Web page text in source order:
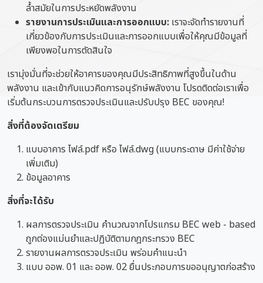
ล้ำสมัยในการประหยัดพลังงาน
รายงานการประเมินและการออกแบบ: เราจะจัดทำรายงานที่
เกี่ยวข้องกับการประเมินและการออกแบบเพื่อให้คุณมีข้อมูลที่
เพียงพอในการตัดสินใจ
เรามุ่งมั่นที่จะช่วยให้อาคารของคุณมีประสิทธิภาพที่สูงขึ้นในด้าน
พลังงาน และเข้ากับแนวคิดการอนุรักษ์พลังงาน โปรดติดต่อเราเพื่อ
เริ่มต้นกระบวนการตรวจประเมินและปรับปรุง BEC ของคุณ!
สิ่งที่ต้องจัดเตรียม
แบบอาคาร ไฟล์.pdf หรือ ไฟล์.dwg (แบบกระดาษ มีค่าใช้จ่าย
เพิ่มเติม)
ข้อมูลอาคาร
สิ่งที่จะได้รับ
ผลการตรวจประเมิน คำนวณจากโปรแกรม BEC web - based
ถูกต่องแม่นยำและปฏิบัติตามกฎกระทรวง BEC
รายงานผลการตรวจประเมิน พร่อมคำแนะนำ
แบบ ออพ. 01 และ ออพ. 02 ยื่นประกอบการขออนุญาตก่อสร้าง